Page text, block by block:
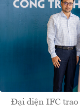
Đại diện IFC trao